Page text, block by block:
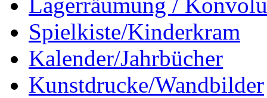
Spielkiste/Kinderkram
Kalender/Jahrbücher
Kunstdrucke/Wandbilder